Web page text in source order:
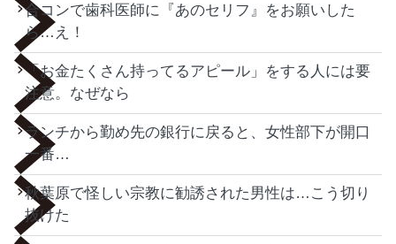
合コンで歯科医師に『あのセリフ』をお願いした
ら…え！
「お金たくさん持ってるアピール」をする人には要
注意。なぜなら
ランチから勤め先の銀行に戻ると、女性部下が開口
一番…
秋葉原で怪しい宗教に勧誘された男性は…こう切り
抜けた